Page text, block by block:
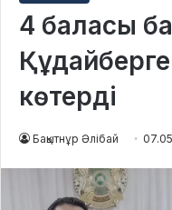
4 баласы
көтерді
Бақытнұр Әлібай